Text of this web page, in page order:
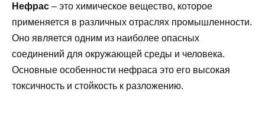
Нефрас – это химическое вещество, которое
применяется в различных отраслях промышленности.
Оно является одним из наиболее опасных
соединений для окружающей среды и человека.
Основные особенности нефраса это его высокая
токсичность и стойкость к разложению.